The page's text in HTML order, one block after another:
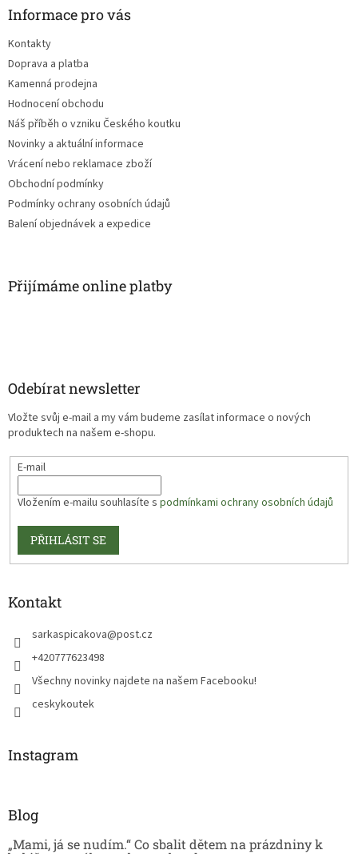
v
Informace pro vás
Kontakty
Doprava a platba
Kamenná prodejna
Hodnocení obchodu
Náš příběh o vzniku Českého koutku
Novinky a aktuální informace
Vrácení nebo reklamace zboží
Obchodní podmínky
Podmínky ochrany osobních údajů
Balení objednávek a expedice
Přijímáme online platby
Odebírat newsletter
Vložte svůj e-mail a my vám budeme zasílat informace o nových
produktech na našem e-shopu.
E-mail
Vložením e-mailu souhlasíte s podmínkami ochrany osobních údajů
PŘIHLÁSIT SE
Kontakt
sarkaspicakova@post.cz
+420777623498
Všechny novinky najdete na našem Facebooku!
ceskykoutek
Instagram
Blog
„Mami, já se nudím.“ Co sbalit dětem na prázdniny k